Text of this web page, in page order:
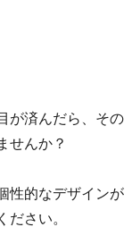
が済んだら、その
せんか？
性的なデザインが
さい。